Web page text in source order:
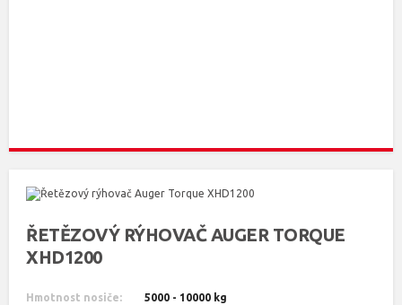
ŘETĚZOVÝ RÝHOVAČ AUGER TORQUE
XHD1200
Hmotnost nosiče: 5000 - 10000 kg